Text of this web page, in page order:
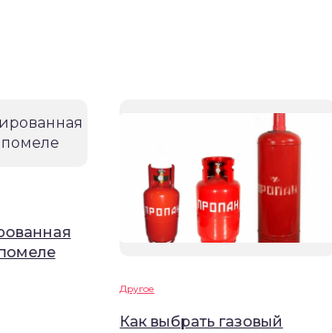
Другое
Как выбрать газовый